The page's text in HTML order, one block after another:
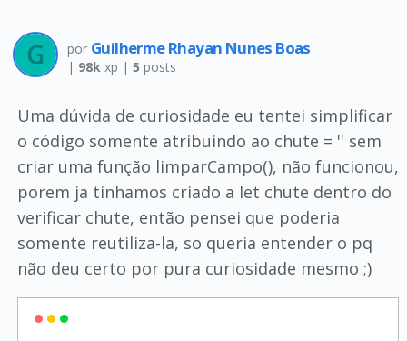
por Guilherme Rhayan Nunes Boas
| 98kxp | 5 posts
Uma dúvida de curiosidade eu tentei simplificar
o código somente atribuindo ao chute = '' sem
criar uma função limparCampo(), não funcionou,
porem ja tinhamos criado a let chute dentro do
verificar chute, então pensei que poderia
somente reutiliza-la, so queria entender o pq
não deu certo por pura curiosidade mesmo ;)